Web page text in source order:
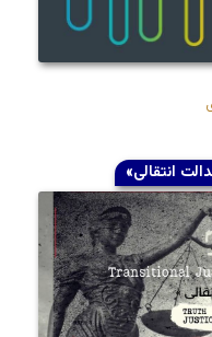
انتقالی»